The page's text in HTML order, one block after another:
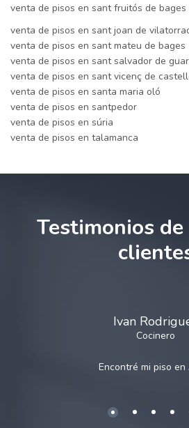
venta de pisos en sant fruitós de bages
venta de pisos en sant joan de
venta de pisos en sant mateu de bages
venta de pisos en sant salvador de
venta de pisos en sant vicenç de
venta de pisos en santa maria oló
venta de pisos en santpedor
venta de pisos en súria
venta de pisos en talamanca
Testimonios
Ivan
Cocinero
Encontré mi piso en